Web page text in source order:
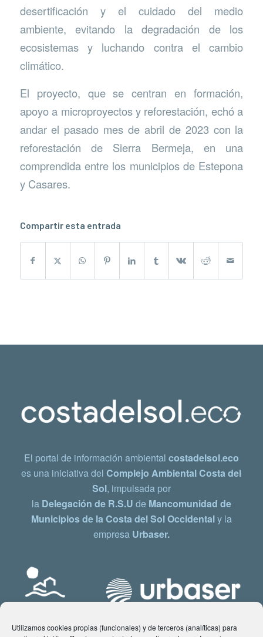
Utilizamos cookies propias (funcionales) y de terceros (analíticas) para
desertificación y el cuidado del medio
ambiente, evitando la degradación de los
ecosistemas y luchando contra el cambio
climático.
El proyecto, que se centran en formación,
apoyo a microproyectos y reforestación, echó a
andar el pasado mes de abril de 2023 con la
reforestación de Sierra Bermeja, en una
comprendida entre los municipios de Estepona
y Casares.
Compartir esta entrada
El portal de información ambiental costadelsol.eco
es una iniciativa delComplejo Ambiental Costa del
Sol, impulsada por
la Delegación de R.S.U de Mancomunidad de
Municipios de la Costa del Sol Occidentaly la
empresa Urbaser.